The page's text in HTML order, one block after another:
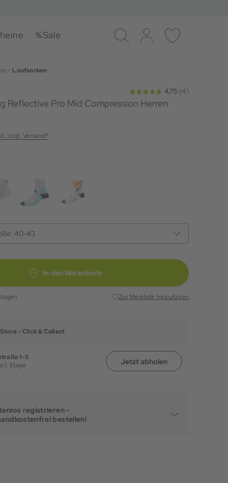
Sale
Suche Log-in Merkliste
Laufsocken
Reflective Pro Mid Compression Herren
zzgl. Versand*
40-43
In den Warenkorb
Zur Merkliste hinzufügen
- Click & Collect
1-5
1. Etage Jetzt abholen
registrieren -
bestellen!